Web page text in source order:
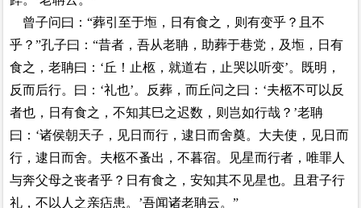
曾子问曰：“葬引至于堩，日有食之，则有变乎？且不
乎？”孔子曰：“昔者，吾从老聃，助葬于巷党，及堩，日有
食之，老聃曰：‘丘！止柩，就道右，止哭以听变’。既明，
反而后行。曰：‘礼也’。反葬，而丘问之曰：‘夫柩不可以反
者也，日有食之，不知其巳之迟数，则岂如行哉？’老聃
曰：‘诸侯朝天子，见日而行，逮日而舍奠。大夫使，见日而
行，逮日而舍。夫柩不蚤出，不暮宿。见星而行者，唯罪人
与奔父母之丧者乎？日有食之，安知其不见星也。且君子行
礼，不以人之亲痁患。’吾闻诸老聃云。”